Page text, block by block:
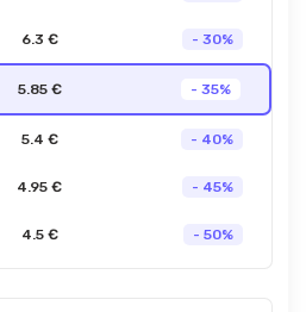
6.3 € - 30%
5.85 € - 35%
5.4 € - 40%
4.95 € - 45%
4.5 € - 50%